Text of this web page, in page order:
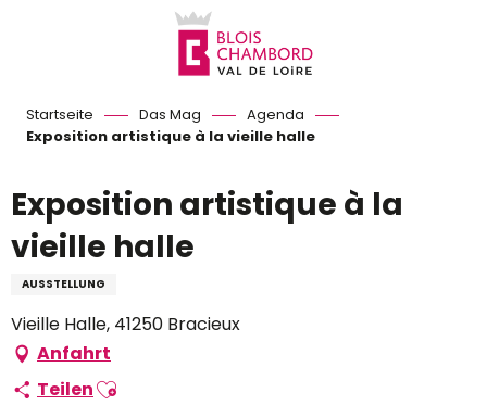
Startseite Das Mag
Agenda
Exposition artistique à la vieille halle
Exposition artistique à la
vieille halle
AUSSTELLUNG
Vieille Halle, 41250 Bracieux
Anfahrt
TeilenAjouter aux favoris